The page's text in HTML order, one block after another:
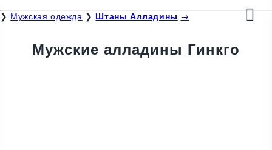
❯ Мужская одежда ❯ Штаны Алладины →
Мужские алладины Гинкго